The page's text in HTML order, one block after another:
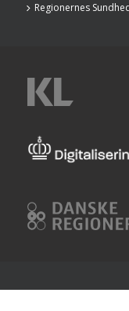
Regionernes